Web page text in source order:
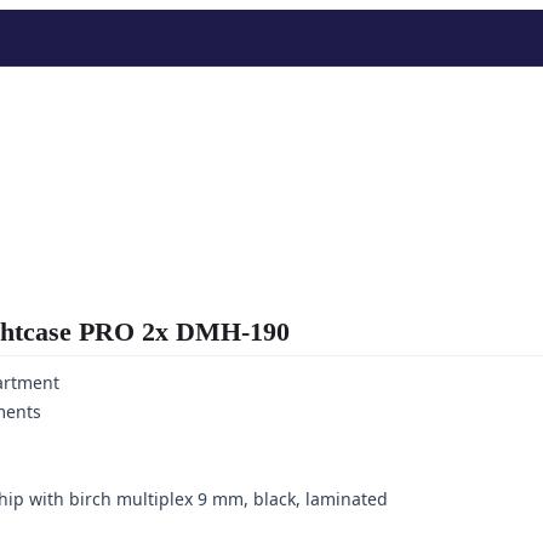
PRO 2x DMH-190
with birch multiplex 9 mm, black, laminated